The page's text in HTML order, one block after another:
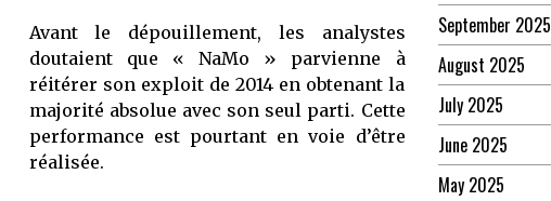
Avant le dépouillement, les analystes
doutaient que « NaMo » parvienne à
réitérer son exploit de 2014 en obtenant la
majorité absolue avec son seul parti. Cette
performance est pourtant en voie d’être
réalisée.
September 2025
August 2025
July 2025
June 2025
May 2025